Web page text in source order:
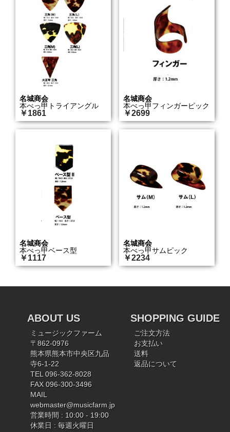
名城商会
本べっ甲トライアングル
￥1861
名城商会
本べっ甲フィンガーピック
￥2699
名城商会
本べっ甲ベース型
￥1117
名城商会
本べっ甲サムピック
￥2234
ABOUT US
ミュージックファーム
〒862-0976
熊本県熊本市中央区九品
寺6-1-22
TEL 096-362-8028
FAX 096-300-3496
MAIL
webmaster@musicfarm.jp
営業時間 : 10:00 - 19:00
休業日 : 毎週火曜日
SHOPPING GUIDE
ご注文方法
お支払い
送料
返品について